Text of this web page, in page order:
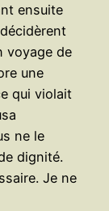
ensuite
voyage de
une
qui violait
ne le
dignité.
Je ne